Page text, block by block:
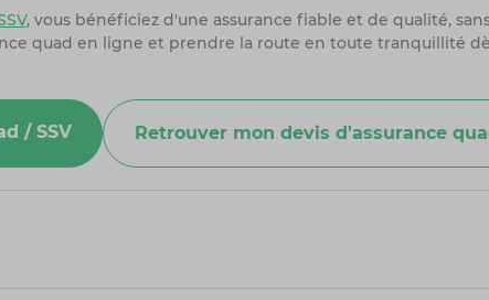
, vous bénéficiez d'une assurance fiable et de qualité,
quad en ligne et prendre la route en toute tranquillité
/ SSV Retrouver mon devis d'assurance